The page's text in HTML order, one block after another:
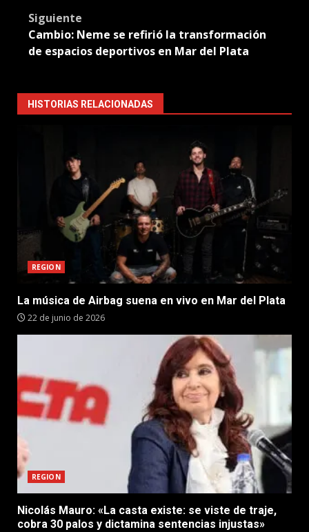
Siguiente
Cambio: Neme se refirió la transformación
de espacios deportivos en Mar del Plata
HISTORIAS RELACIONADAS
REGION
La música de Airbag suena en vivo en Mar del Plata
22 de junio de 2026
REGION
Nicolás Mauro: «La casta existe: se viste de traje,
cobra 30 palos y dictamina sentencias injustas»